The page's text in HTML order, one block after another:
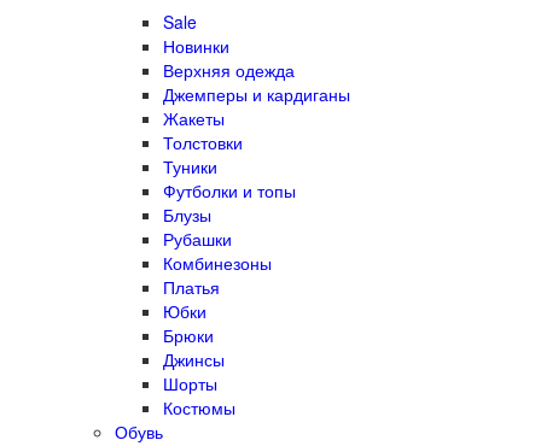
Sale
Новинки
Верхняя одежда
Джемперы и кардиганы
Жакеты
Толстовки
Туники
Футболки и топы
Блузы
Рубашки
Комбинезоны
Платья
Юбки
Брюки
Джинсы
Шорты
Костюмы
Обувь